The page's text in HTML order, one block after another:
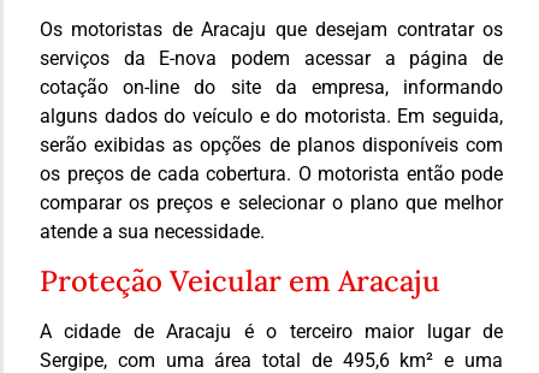
Os motoristas de Aracaju que desejam contratar os
serviços da E-nova podem acessar a página de
cotação on-line do site da empresa, informando
alguns dados do veículo e do motorista. Em seguida,
serão exibidas as opções de planos disponíveis com
os preços de cada cobertura. O motorista então pode
comparar os preços e selecionar o plano que melhor
atende a sua necessidade.
Proteção Veicular em Aracaju
A cidade de Aracaju é o terceiro maior lugar de
Sergipe, com uma área total de 495,6 km² e uma